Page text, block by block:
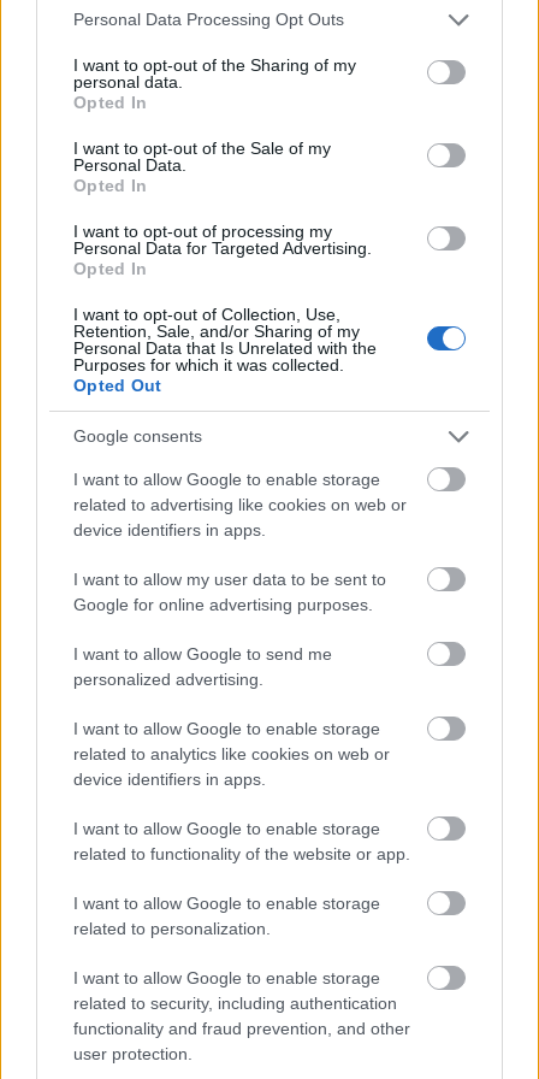
Please note that this website/app uses one or more Google
not limited to your visit or usage behaviour. You may click to
grant or deny consent to Google and its third-party tags to
use your data for below specified purposes in below Google
consent section.
Personal Data Processing Opt Outs
I want to opt-out of the Sharing of my
personal data.
Opted In
I want to opt-out of the Sale of my
Personal Data.
Opted In
I want to opt-out of processing my
Personal Data for Targeted Advertising.
Opted In
I want to opt-out of Collection, Use,
Retention, Sale, and/or Sharing of my
Personal Data that Is Unrelated with the
Purposes for which it was collected.
Opted Out
Google consents
I want to allow Google to enable storage
related to advertising like cookies on web or
device identifiers in apps.
I want to allow my user data to be sent to
Google for online advertising purposes.
I want to allow Google to send me
personalized advertising.
I want to allow Google to enable storage
related to analytics like cookies on web or
device identifiers in apps.
I want to allow Google to enable storage
related to functionality of the website or app.
I want to allow Google to enable storage
related to personalization.
I want to allow Google to enable storage
related to security, including authentication
functionality and fraud prevention, and other
user protection.
színezék nélküli alapanyagok hozzáadásával, majd
osszátok annyi felé, ahány színt szeretnétek, és
gyúrjátok át alaposan a gombócokat cseppenként
adagolva hozzájuk az ételfestéket. A már kész
gyurmák is keverhetők egymással, így is
létrehozhattok újabb árnyalatokat!
Az alábbivideóbanlépésről lépésre követhetitek
végig a tennivalókat. Ha ti is elkészítettétek,
vesszük!